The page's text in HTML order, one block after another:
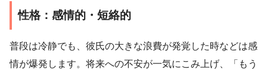
性格：感情的・短絡的
普段は冷静でも、彼氏の大きな浪費が発覚した時などは感
情が爆発します。将来への不安が一気にこみ上げ、「もう